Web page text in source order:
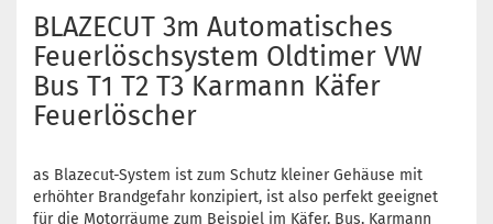
BLAZECUT 3m Automatisches
Feuerlöschsystem Oldtimer VW
Bus T1 T2 T3 Karmann Käfer
Feuerlöscher
as Blazecut-System ist zum Schutz kleiner Gehäuse mit
erhöhter Brandgefahr konzipiert, ist also perfekt geeignet
für die Motorräume zum Beispiel im Käfer, Bus, Karmann